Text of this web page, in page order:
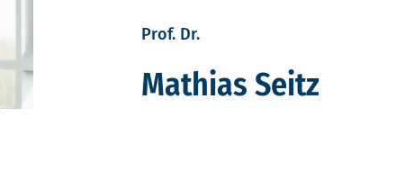
Prof. Dr.
Mathias Seitz